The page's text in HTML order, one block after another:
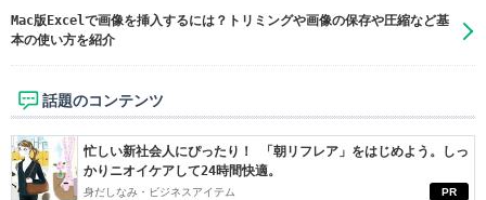
Mac版Excelで画像を挿入するには？トリミングや画像の保存や圧縮など基
本の使い方を紹介
話題のコンテンツ
PR
忙しい新社会人にぴったり！ 「朝リフレア」をはじめよう。しっ
かりニオイケアして24時間快適。
身だしなみ・ビジネスアイテム